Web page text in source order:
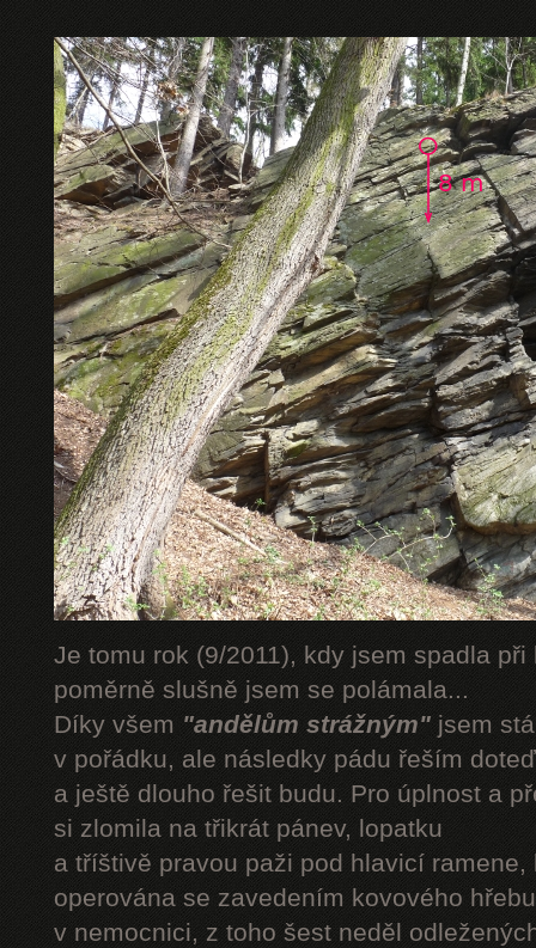
Je tomu rok (9/2011), kdy jsem spadla
poměrně slušně jsem se polámala...
Díky všem "andělům strážným" jsem
v pořádku, ale následky pádu řeším doteď
a ještě dlouho řešit budu. Pro úplnost a
si zlomila na třikrát pánev, lopatku
a tříštivě pravou paži pod hlavicí ramene,
operována se zavedením kovového
v nemocnici, z toho šest neděl